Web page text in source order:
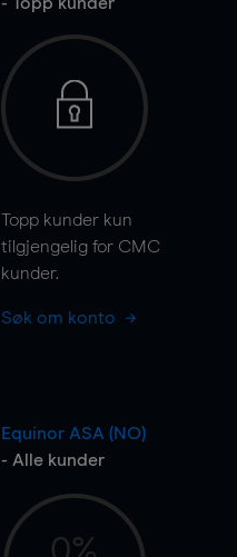
Topp kunder kun
tilgjengelig for CMC
kunder.
Søk om konto
Equinor ASA (NO)
- Alle kunder